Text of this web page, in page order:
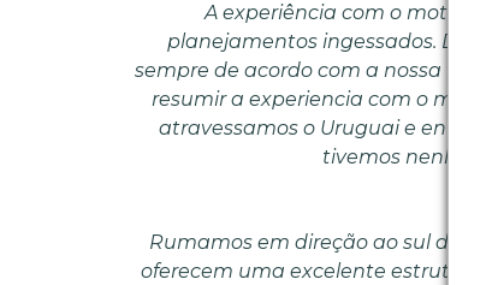
A experiência com o
planejamentos ingessados.
sempre de acordo com a nossa
resumir a experiencia com o
atravessamos o Uruguai e
tivemos
Rumamos em direção ao sul do
oferecem uma excelente estrutura